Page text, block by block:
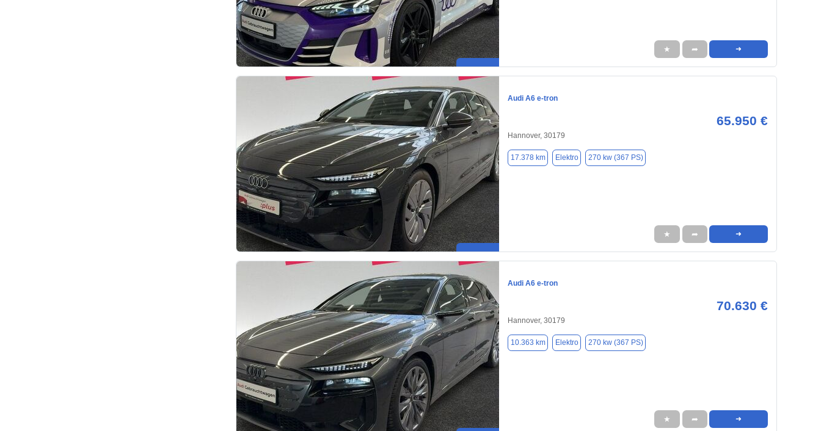
★ ➦ ➜
Audi A6 e-tron
65.950 €
Hannover, 30179
17.378 km Elektro 270 kw (367 PS)
★ ➦ ➜
Audi A6 e-tron
70.630 €
Hannover, 30179
10.363 km Elektro 270 kw (367 PS)
★ ➦ ➜